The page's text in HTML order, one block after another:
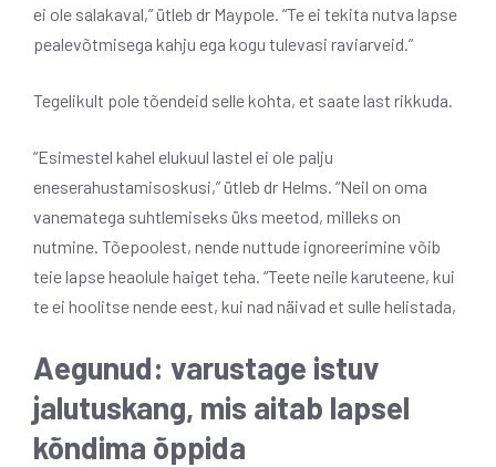
ei ole salakaval,” ütleb dr Maypole. “Te ei tekita nutva lapse
pealevõtmisega kahju ega kogu tulevasi raviarveid.”
Tegelikult pole tõendeid selle kohta, et saate last rikkuda.
“Esimestel kahel elukuul lastel ei ole palju
eneserahustamisoskusi,” ütleb dr Helms. “Neil on oma
vanematega suhtlemiseks üks meetod, milleks on
nutmine. Tõepoolest, nende nuttude ignoreerimine võib
teie lapse heaolule haiget teha. “Teete neile karuteene, kui
te ei hoolitse nende eest, kui nad näivad et sulle helistada,
Aegunud: varustage istuv
jalutuskang, mis aitab lapsel
kõndima õppida